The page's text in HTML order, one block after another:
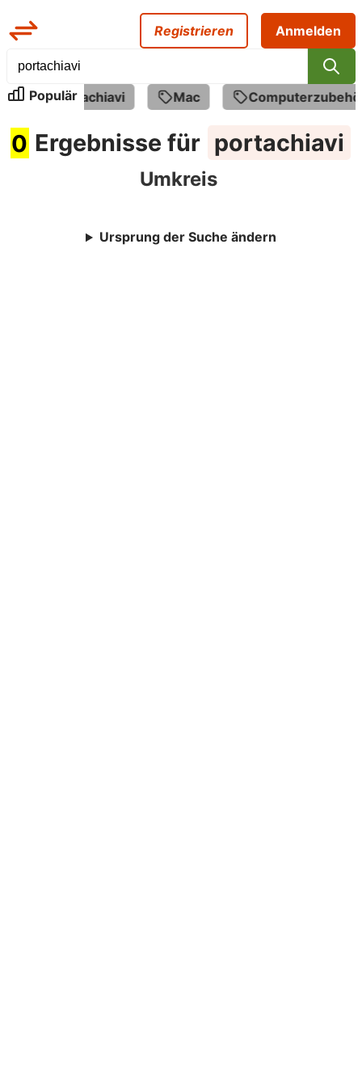
Populär
portachiavi Mac Computerzubehör
Registrieren Anmelden
0 Ergebnisse für portachiavi
Umkreis
Ursprung der Suche ändern